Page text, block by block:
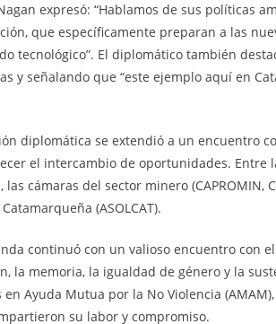
expresó: “Hablamos de sus políticas
que específicamente preparan a las
tecnológico”. El diplomático también
y señalando que “este ejemplo aquí en
diplomática se extendió a un encuentro
el intercambio de oportunidades.
las cámaras del sector minero
(ASOLCAT).
continuó con un valioso encuentro con
la memoria, la igualdad de género y la
Ayuda Mutua por la No Violencia
su labor y compromiso.